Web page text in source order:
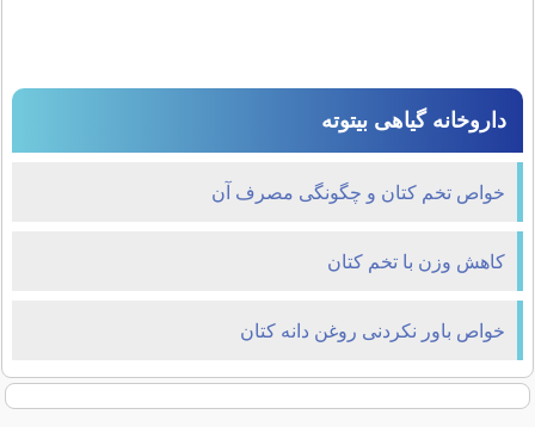
داروخانه گیاهی بیتوته
خواص تخم کتان و چگونگی مصرف آن
کاهش وزن با تخم کتان
خواص باور نکردنی روغن دانه کتان